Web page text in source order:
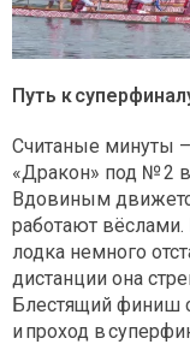
Путь к
Считаные минуты –
«Дракон» под № 2
Вдовиным
работают
лодка немного
дистанции она
Блестящий финиш
и проход в